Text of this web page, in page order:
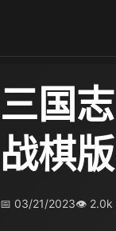
三国
战棋
📅 03/21/2023👁 2.0k